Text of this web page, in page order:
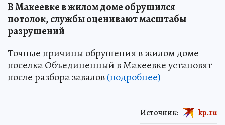
В Макеевке в жилом доме обрушился
потолок, службы оценивают масштабы
разрушений
Точные причины обрушения в жилом доме
поселка Объединенный в Макеевке установят
после разбора завалов(подробнее)
Источник: kp.ru